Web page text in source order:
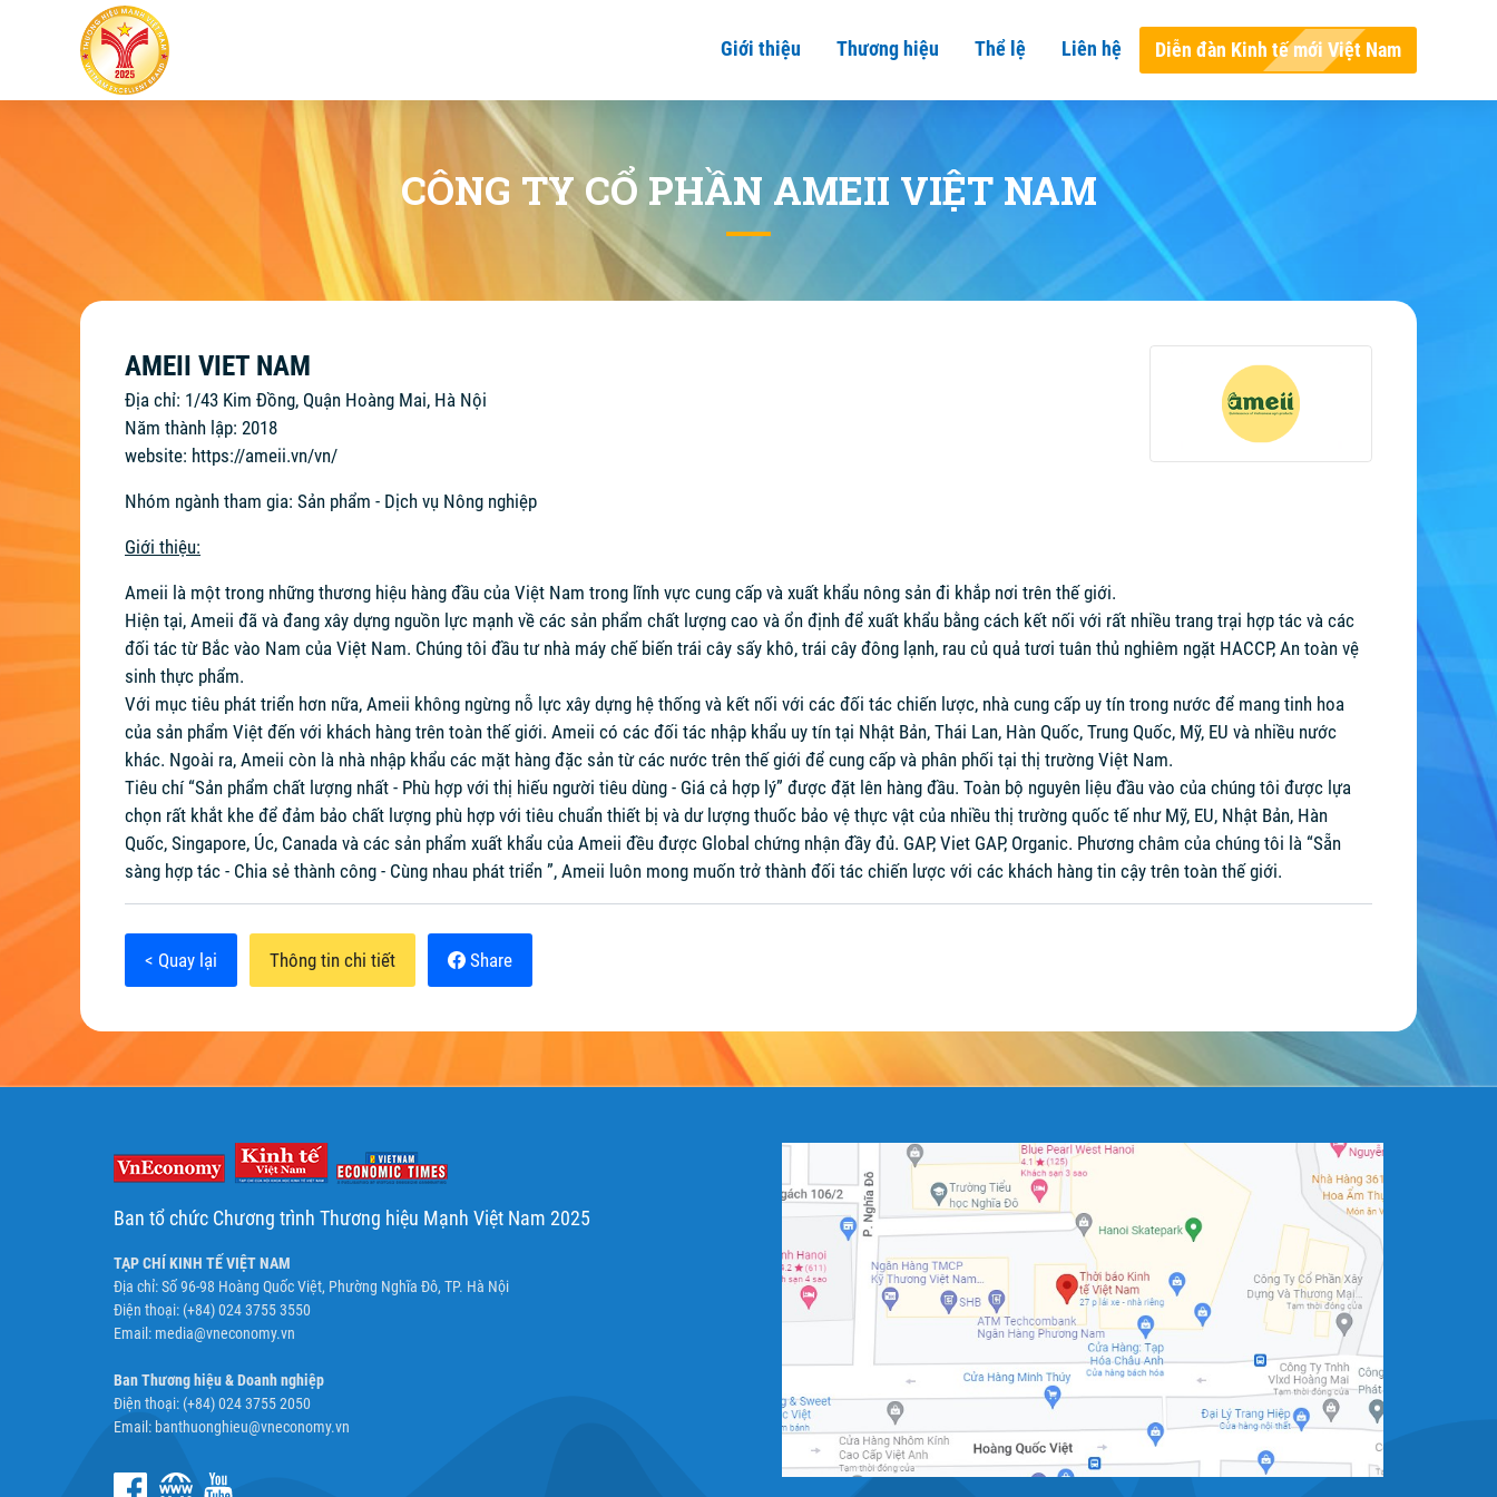
Giới thiệu Thương hiệu Thể lệ Liên hệ Diễn đàn Kinh tế mới Việt Nam
CÔNG TY CỔ PHẦN AMEII VIỆT NAM
AMEII VIET NAM
Địa chỉ: 1/43 Kim Đồng, Quận Hoàng Mai, Hà Nội
Năm thành lập: 2018
website: https://ameii.vn/vn/
Nhóm ngành tham gia: Sản phẩm - Dịch vụ Nông nghiệp
Giới thiệu:
Ameii là một trong những thương hiệu hàng đầu của Việt Nam trong lĩnh vực cung cấp và xuất khẩu nông sản đi khắp nơi trên thế giới.
Hiện tại, Ameii đã và đang xây dựng nguồn lực mạnh về các sản phẩm chất lượng cao và ổn định để xuất khẩu bằng cách kết nối với rất nhiều trang trại hợp tác và các
đối tác từ Bắc vào Nam của Việt Nam. Chúng tôi đầu tư nhà máy chế biến trái cây sấy khô, trái cây đông lạnh, rau củ quả tươi tuân thủ nghiêm ngặt HACCP, An toàn vệ
sinh thực phẩm.
Với mục tiêu phát triển hơn nữa, Ameii không ngừng nỗ lực xây dựng hệ thống và kết nối với các đối tác chiến lược, nhà cung cấp uy tín trong nước để mang tinh hoa
của sản phẩm Việt đến với khách hàng trên toàn thế giới. Ameii có các đối tác nhập khẩu uy tín tại Nhật Bản, Thái Lan, Hàn Quốc, Trung Quốc, Mỹ, EU và nhiều nước
khác. Ngoài ra, Ameii còn là nhà nhập khẩu các mặt hàng đặc sản từ các nước trên thế giới để cung cấp và phân phối tại thị trường Việt Nam.
Tiêu chí “Sản phẩm chất lượng nhất - Phù hợp với thị hiếu người tiêu dùng - Giá cả hợp lý” được đặt lên hàng đầu. Toàn bộ nguyên liệu đầu vào của chúng tôi được lựa
chọn rất khắt khe để đảm bảo chất lượng phù hợp với tiêu chuẩn thiết bị và dư lượng thuốc bảo vệ thực vật của nhiều thị trường quốc tế như Mỹ, EU, Nhật Bản, Hàn
Quốc, Singapore, Úc, Canada và các sản phẩm xuất khẩu của Ameii đều được Global chứng nhận đầy đủ. GAP, Viet GAP, Organic. Phương châm của chúng tôi là “Sẵn
sàng hợp tác - Chia sẻ thành công - Cùng nhau phát triển ”, Ameii luôn mong muốn trở thành đối tác chiến lược với các khách hàng tin cậy trên toàn thế giới.
< Quay lại Thông tin chi tiết Share
Ban tổ chức Chương trình Thương hiệu Mạnh Việt Nam 2025
TẠP CHÍ KINH TẾ VIỆT NAM
Địa chỉ: Số 96-98 Hoàng Quốc Việt, Phường Nghĩa Đô, TP. Hà Nội
Điện thoại: (+84) 024 3755 3550
Email: media@vneconomy.vn
Ban Thương hiệu & Doanh nghiệp
Điện thoại: (+84) 024 3755 2050
Email: banthuonghieu@vneconomy.vn